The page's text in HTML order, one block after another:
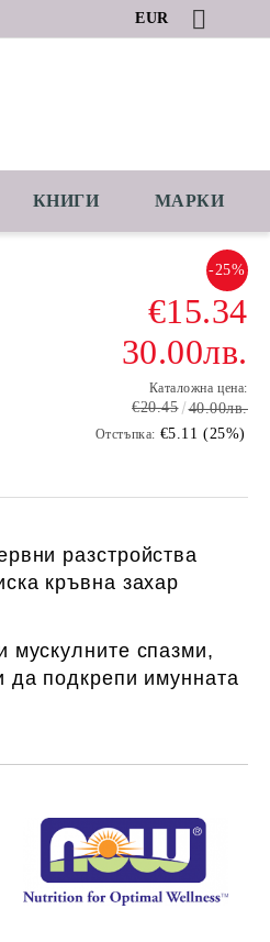
EUR
КНИГИ МАРКИ
-25%
€15.34
30.00лв.
Каталожна цена:
€20.45 40.00лв.
Отстъпка: €5.11 (25%)
разстройства
кръвна захар
спазми,
да подкрепи имунната